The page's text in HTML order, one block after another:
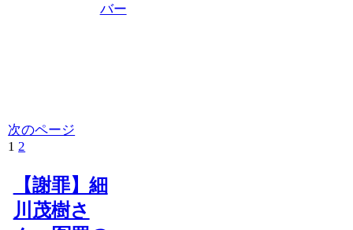
バー
次のページ
1 2
【謝罪】細
川茂樹さ